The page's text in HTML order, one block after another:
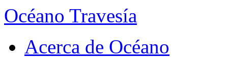
Océano Travesía
Acerca de Océano